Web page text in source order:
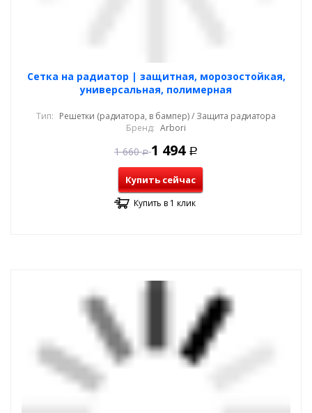
Cетка на радиатор | защитная, морозостойкая,
универсальная, полимерная
Тип: Решетки (радиатора, в бампер) / Защита радиатора
Бренд: Arbori
1 660 Р 1 494 Р
Купить сейчас
Купить в 1 клик